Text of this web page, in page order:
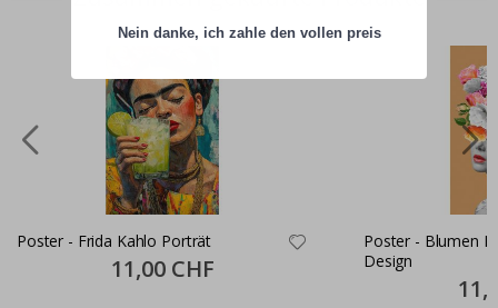
Poster - Frida Kahlo Porträt
Special
Price
11,00 CHF
Poster - Blumen
Design
Price
Nein danke, ich zahle den vollen preis